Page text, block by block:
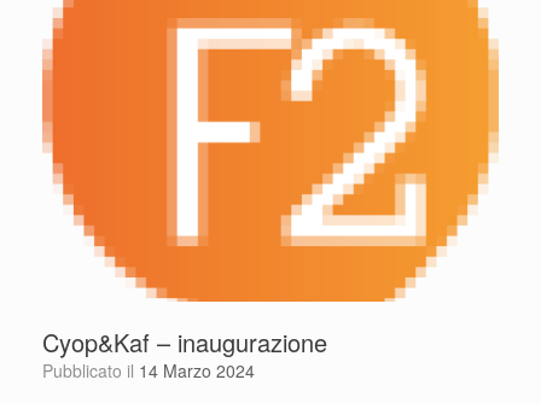
Cyop&Kaf – inaugurazione
Pubblicato il 14 Marzo 2024